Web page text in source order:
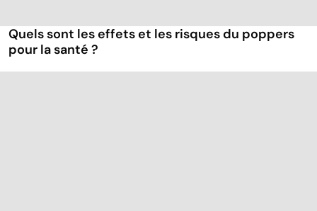
Quels sont les effets et les risques du poppers
pour la santé ?